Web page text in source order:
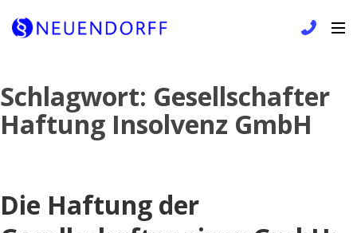
to
content
Schlagwort: Gesellschafter
Haftung Insolvenz GmbH
Die Haftung der